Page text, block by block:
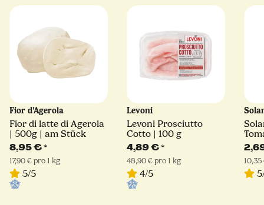
Fior d'Agerola
Fior di latte di Agerola
| 500g | am Stück
8,95 €*
17,90 € pro 1 kg
5/5
Levoni
Levoni Prosciutto
Cotto | 100 g
4,89 €*
48,90 € pro 1 kg
4/5